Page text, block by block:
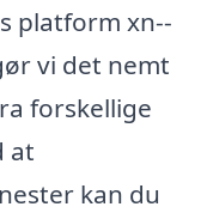
platform xn--
vi det nemt
forskellige
at
kan du